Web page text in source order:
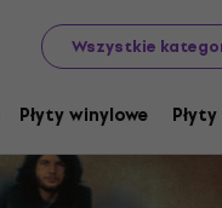
Wszystkie
Płyty winylowe
Płyty winylowe